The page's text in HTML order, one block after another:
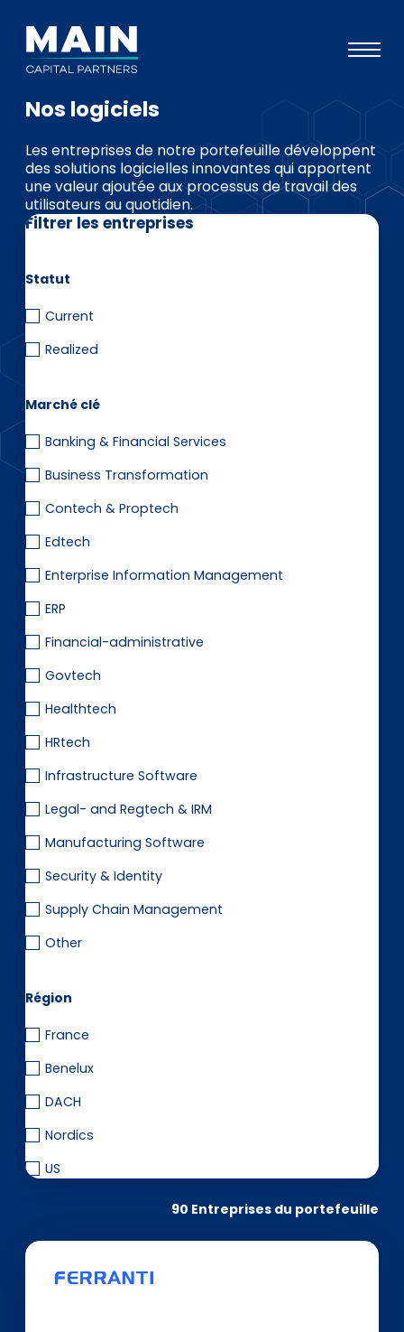
Portefeuille
Approche
Notre expertise
Événements
Accès investisseurs
Connexion Pulse
Nos logiciels
Les entreprises de notre portefeuille développent
des solutions logicielles innovantes qui apportent
une valeur ajoutée aux processus de travail des
utilisateurs au quotidien.
Filtrer les entreprises
Statut
Current
Realized
Marché clé
Banking & Financial Services
Business Transformation
Contech & Proptech
Edtech
Enterprise Information Management
ERP
Financial-administrative
Govtech
Healthtech
HRtech
Infrastructure Software
Legal- and Regtech & IRM
Manufacturing Software
Security & Identity
Supply Chain Management
Other
Région
France
Benelux
DACH
Nordics
US
90 Entreprises du portefeuille